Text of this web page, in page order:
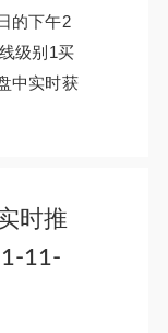
的下午2
级别1买
中实时获
时推
11-